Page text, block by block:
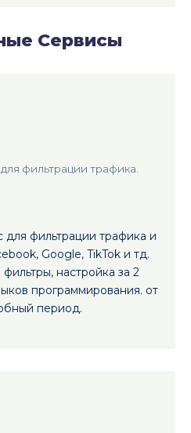
Сервисы
фильтрации трафика.
для фильтрации трафика и
Google, TikTok и тд.
настройка за 2
программирования. от
период.